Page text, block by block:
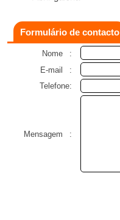
Formulário de contacto
Nome
:
E-mail
:
Telefone:
Mensagem :